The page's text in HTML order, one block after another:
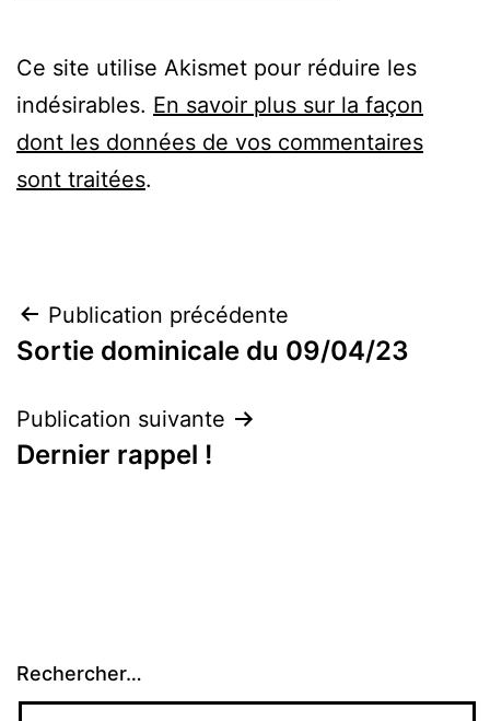
Ce site utilise Akismet pour réduire les
indésirables. En savoir plus sur la façon
dont les données de vos commentaires
sont traitées.
Navigation
de
l’article
Publication précédente
Sortie dominicale du 09/04/23
Publication suivante
Dernier rappel !
Rechercher…